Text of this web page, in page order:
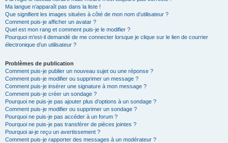
Ma langue n’apparaît pas dans la liste !
Que signifient les images situées à côté de mon nom d’utilisateur ?
Comment puis-je afficher un avatar ?
Quel est mon rang et comment puis-je le modifier ?
Pourquoi m’est-il demandé de me connecter lorsque je clique sur le lien de courrier
électronique d’un utilisateur ?
Problèmes de publication
Comment puis-je publier un nouveau sujet ou une réponse ?
Comment puis-je modifier ou supprimer un message ?
Comment puis-je insérer une signature à mon message ?
Comment puis-je créer un sondage ?
Pourquoi ne puis-je pas ajouter plus d’options à un sondage ?
Comment puis-je modifier ou supprimer un sondage ?
Pourquoi ne puis-je pas accéder à un forum ?
Pourquoi ne puis-je pas transférer de pièces jointes ?
Pourquoi ai-je reçu un avertissement ?
Comment puis-je rapporter des messages à un modérateur ?